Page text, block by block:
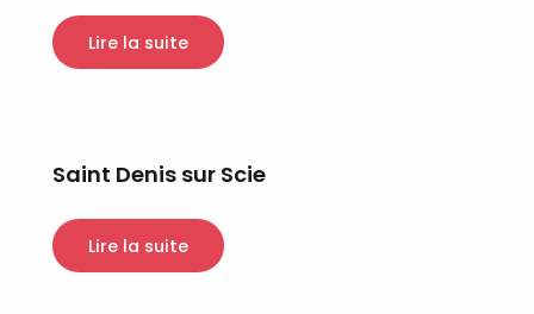
Lire la suite
Saint Denis sur Scie
Lire la suite